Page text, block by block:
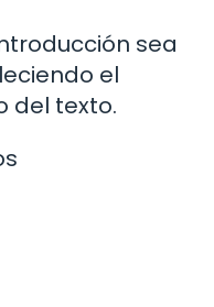
sea
el
del texto.